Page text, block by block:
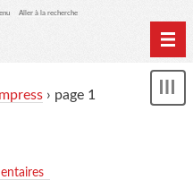
Aller à la recherche
› page 1